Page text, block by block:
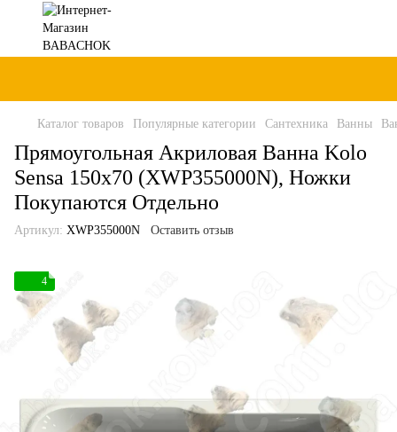
Каталог товаров Популярные категории Сантехника Ванны
Прямоугольная Акриловая Ванна Kolo
Sensa 150x70 (XWP355000N), Ножки
Покупаются Отдельно
Артикул: XWP355000N Оставить отзыв
4